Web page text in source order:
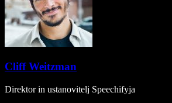
Cliff Weitzman
Direktor in ustanovitelj Speechifyja